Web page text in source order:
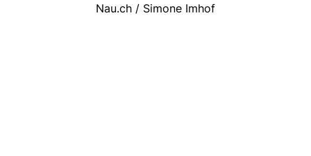
Nau.ch / Simone Imhof